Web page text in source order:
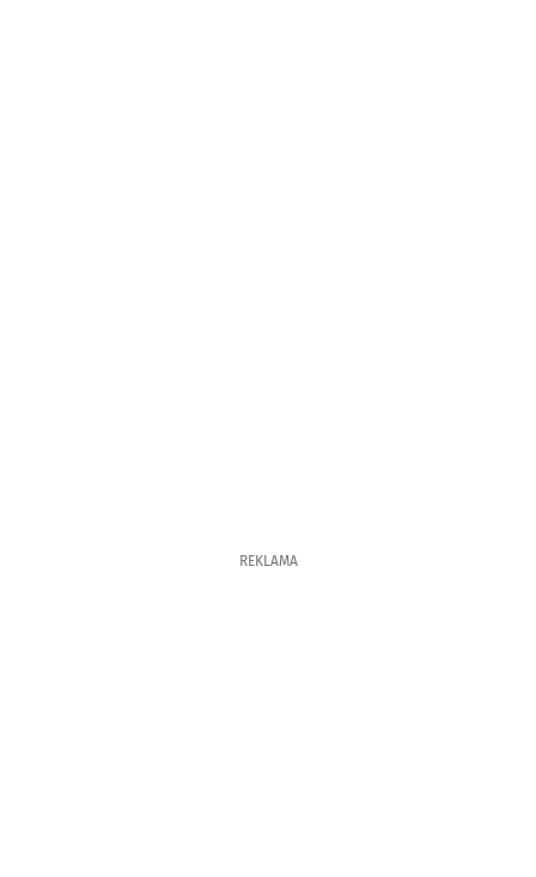
REKLAMA